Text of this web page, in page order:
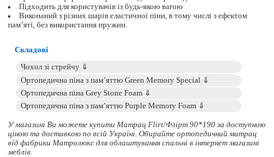
Підходить для користувачів із будь-якою вагою
Виконаний з різних шарів еластичної піни, в тому числі з ефектом
пам’яті, без використання пружин.
Складові
У магазині Ви можете купити Матрац Flirt/Флірт 90*190 за доступною
ціною та доставкою по всій Україні. Обирайте ортопедичний матрац
від фабрики Матролюкс для облаштування спальні в інтернет магазині
меблів.